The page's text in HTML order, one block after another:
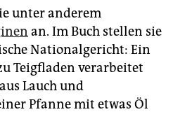
unter anderem
an. Im Buch stellen sie
Nationalgericht: Ein
Teigfladen verarbeitet
Lauch und
Pfanne mit etwas Öl